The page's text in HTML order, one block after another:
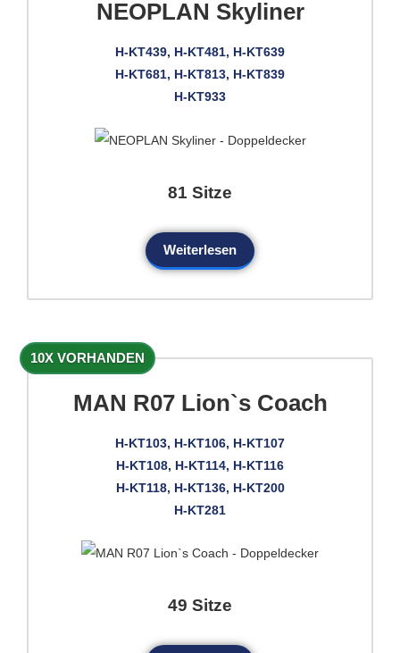
NEOPLAN Skyliner
H-KT439, H-KT481, H-KT639
H-KT681, H-KT813, H-KT839
H-KT933
81 Sitze
Weiterlesen
10X VORHANDEN
MAN R07 Lion`s Coach
H-KT103, H-KT106, H-KT107
H-KT108, H-KT114, H-KT116
H-KT118, H-KT136, H-KT200
H-KT281
49 Sitze